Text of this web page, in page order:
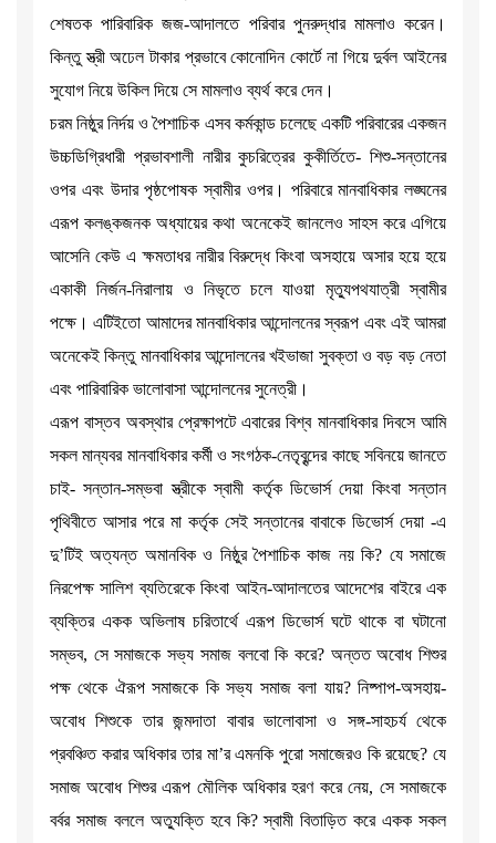
শেষতক পারিবারিক জজ-আদালতে পরিবার পুনরুদ্ধার মামলাও করেন।
কিন্তু স্ত্রী অঢেল টাকার প্রভাবে কোনোদিন কোর্টে না গিয়ে দুর্বল আইনের
সুযোগ নিয়ে উকিল দিয়ে সে মামলাও ব্যর্থ করে দেন।
চরম নিষ্ঠুর নির্দয় ও পৈশাচিক এসব কর্মকান্ড চলেছে একটি পরিবারের একজন
উচ্চডিগ্রিধারী প্রভাবশালী নারীর কুচরিত্রের কুকীর্তিতে- শিশু-সন্তানের
ওপর এবং উদার পৃষ্ঠপোষক স্বামীর ওপর। পরিবারে মানবাধিকার লঙ্ঘনের
এরূপ কলঙ্কজনক অধ্যায়ের কথা অনেকেই জানলেও সাহস করে এগিয়ে
আসেনি কেউ এ ক্ষমতাধর নারীর বিরুদ্ধে কিংবা অসহায়ে অসার হয়ে হয়ে
একাকী নির্জন-নিরালায় ও নিভৃতে চলে যাওয়া মৃত্যুপথযাত্রী স্বামীর
পক্ষে। এটিইতো আমাদের মানবাধিকার আন্দোলনের স্বরূপ এবং এই আমরা
অনেকেই কিন্তু মানবাধিকার আন্দোলনের খইভাজা সুবক্তা ও বড় বড় নেতা
এবং পারিবারিক ভালোবাসা আন্দোলনের সুনেত্রী।
এরূপ বাস্তব অবস্থার প্রেক্ষাপটে এবারের বিশ্ব মানবাধিকার দিবসে আমি
সকল মান্যবর মানবাধিকার কর্মী ও সংগঠক-নেতৃবৃন্দের কাছে সবিনয়ে জানতে
চাই- সন্তান-সম্ভবা স্ত্রীকে স্বামী কর্তৃক ডিভোর্স দেয়া কিংবা সন্তান
পৃথিবীতে আসার পরে মা কর্তৃক সেই সন্তানের বাবাকে ডিভোর্স দেয়া -এ
দু’টিই অত্যন্ত অমানবিক ও নিষ্ঠুর পৈশাচিক কাজ নয় কি? যে সমাজে
নিরপেক্ষ সালিশ ব্যতিরেকে কিংবা আইন-আদালতের আদেশের বাইরে এক
ব্যক্তির একক অভিলাষ চরিতার্থে এরূপ ডিভোর্স ঘটে থাকে বা ঘটানো
সম্ভব, সে সমাজকে সভ্য সমাজ বলবো কি করে? অন্তত অবোধ শিশুর
পক্ষ থেকে ঐরূপ সমাজকে কি সভ্য সমাজ বলা যায়? নিষ্পাপ-অসহায়-
অবোধ শিশুকে তার জন্মদাতা বাবার ভালোবাসা ও সঙ্গ-সাহচর্য থেকে
প্রবঞ্চিত করার অধিকার তার মা’র এমনকি পুরো সমাজেরও কি রয়েছে? যে
সমাজ অবোধ শিশুর এরূপ মৌলিক অধিকার হরণ করে নেয়, সে সমাজকে
বর্বর সমাজ বললে অত্যুক্তি হবে কি? স্বামী বিতাড়িত করে একক সকল